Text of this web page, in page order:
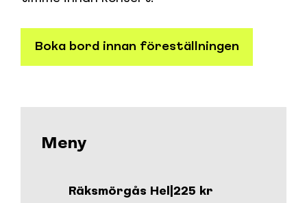
Boka bord innan föreställningen
Meny
Räksmörgås Hel
225 kr